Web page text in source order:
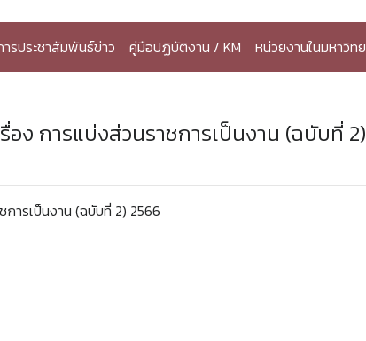
รประชาสัมพันธ์ข่าว คู่มือปฏิบัติงาน / KM หน่วยงานในมหาวิท
ง การแบ่งส่วนราชการเป็นงาน (ฉบับที่ 2)
ารเป็นงาน (ฉบับที่ 2) 2566